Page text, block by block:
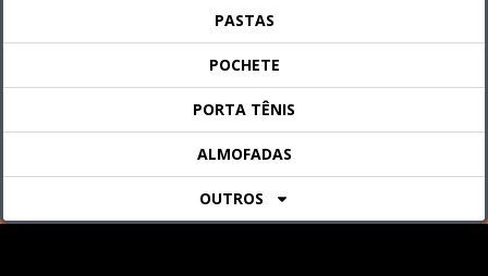
PASTAS
POCHETE
PORTA TÊNIS
ALMOFADAS
OUTROS